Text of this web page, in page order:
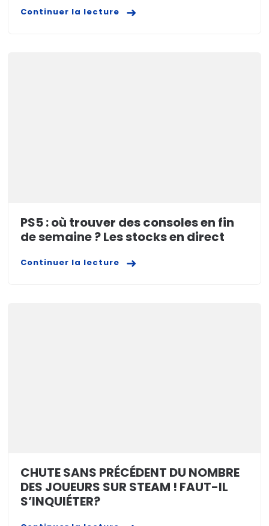
Continuer la lecture
PS5 : où trouver des consoles en fin
de semaine ? Les stocks en direct
Continuer la lecture
CHUTE SANS PRÉCÉDENT DU NOMBRE
DES JOUEURS SUR STEAM ! FAUT-IL
S’INQUIÉTER?